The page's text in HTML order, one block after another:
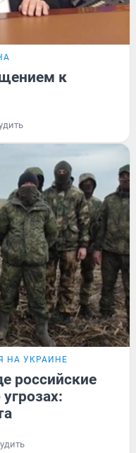
к
НА УКРАИНЕ
российские